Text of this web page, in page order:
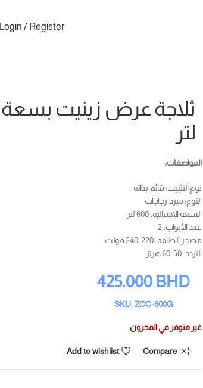
Login / Register
لتر
المواصفات:
نوع التثبيت: قائم بذاته
النوع: مبرد زجاجات
السعة الإجمالية: 600 لتر
عدد الأبواب: 2
مصدر الطاقة: 220-240 فولت
التردد: 50-60 هرتز
425.000 BHD
SKU: ZCC-600G
غير متوفر في المخزون
Compare
Add to wishlist